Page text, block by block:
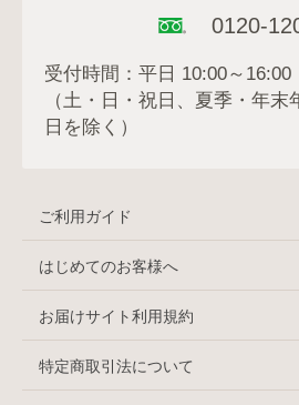
0120-
受付時間：平日 10:00～16:00
（土・日・祝日、夏季・年
日を除く）
ご利用ガイド
はじめてのお客様へ
お届けサイト利用規約
特定商取引法について